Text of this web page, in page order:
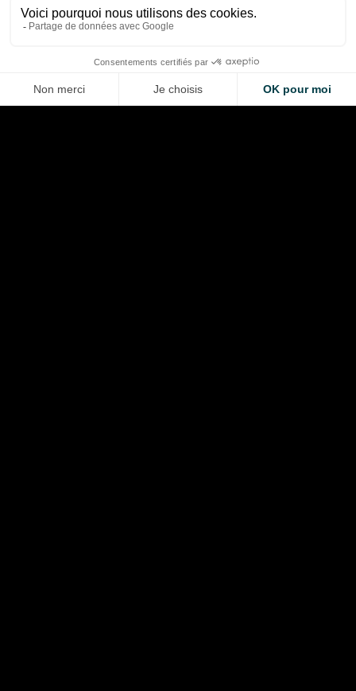
LA VOITURE DE VOS RÊVES
Aug 9, 2026
Aug 8, 2026